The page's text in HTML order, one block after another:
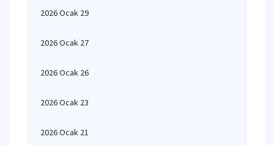
2026 Ocak 29
2026 Ocak 27
2026 Ocak 26
2026 Ocak 23
2026 Ocak 21